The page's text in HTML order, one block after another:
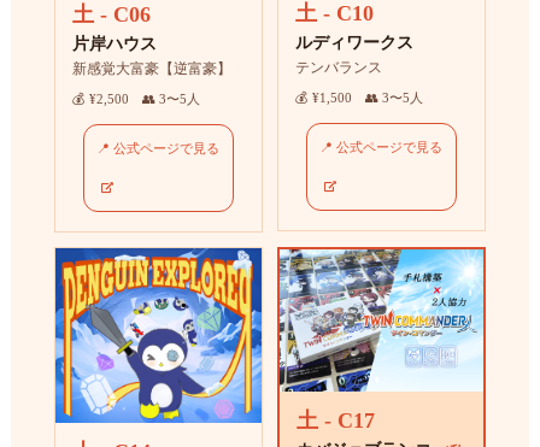
土 - C06
片岸ハウス
新感覚大富豪【逆富豪】
💰 ¥2,500 👥 3〜5人
📍 公式ページで見る
土 - C10
ルディワークス
テンバランス
💰 ¥1,500 👥 3〜5人
📍 公式ページで見る
土 - C17